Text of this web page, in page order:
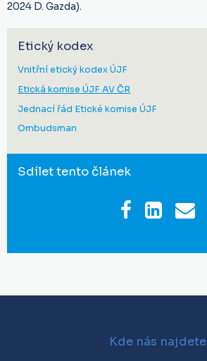
2024 D. Gazda).
Etický kodex
Vnitřní etický kodex ÚJF
Etická komise ÚJF AV ČR
Jednací řád Etické komise ÚJF
Ombudsman
Sdílet tento článek
Kde nás najdete